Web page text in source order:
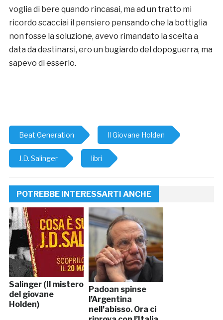
voglia di bere quando rincasai, ma ad un tratto mi
ricordo scacciai il pensiero pensando che la bottiglia
non fosse la soluzione, avevo rimandato la scelta a
data da destinarsi, ero un bugiardo del dopoguerra, ma
sapevo di esserlo.
Beat Generation Il Giovane Holden
J.D. Salinger libri
POTREBBE INTERESSARTI ANCHE
Salinger (Il mistero
del giovane
Holden)
Padoan spinse
l’Argentina
nell’abisso. Ora ci